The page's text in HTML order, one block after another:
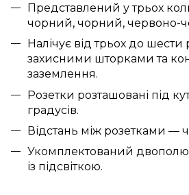
Представлений у трьох
чорний, чорний, червоно-
Налічує від трьох до шести
захисними шторками та
заземлення.
Розетки розташовані під
градусів.
Відстань між розетками —
Укомплектований
із підсвіткою.